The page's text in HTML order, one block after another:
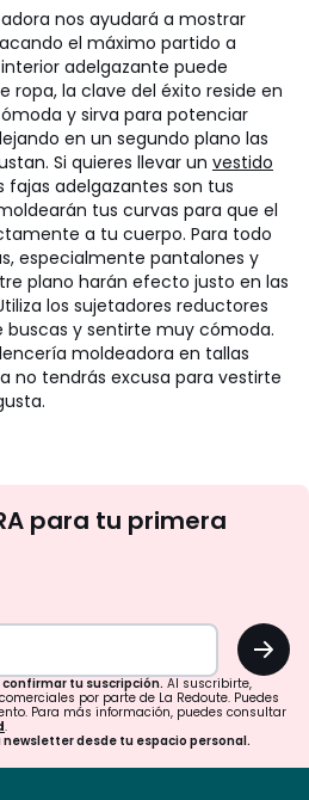
nos ayudará a mostrar
el máximo partido a
adelgazante puede
ropa, la clave del éxito reside en
y sirva para potenciar
en un segundo plano las
Si quieres llevar un vestido
fajas adelgazantes son tus
tus curvas para que el
a tu cuerpo. Para todo
especialmente pantalones y
plano harán efecto justo en las
los sujetadores reductores
buscas y sentirte muy cómoda.
moldeadora en tallas
no tendrás excusa para vestirte
te
tu
para
confirmar
tu
suscripción.
para tu primera
OK
tu suscripción. Al suscribirte,
por parte de La Redoute. Puedes
Para más información, puedes consultar
.
newsletter desde tu espacio personal.